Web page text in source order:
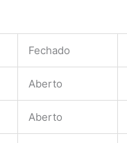
Fechado
Aberto
Aberto